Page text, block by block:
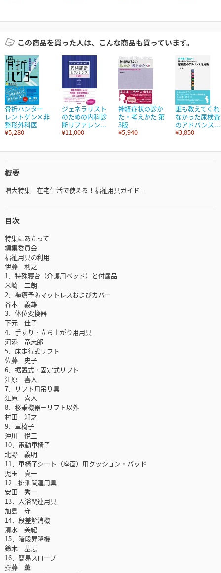
この商品を買った人は、こんな商品も買っています。
骨折ハンター
レントゲン×非
整形外科医
¥5,280
ジェネラリスト
のための内科診
断リファレン...
¥11,000
神経症状の診か
た・考えかた 第
3版
¥5,940
誰も教えてくれ
なかった尿検査
のアドバンス...
¥3,850
概要
増大特集 在宅生活で使える！福祉用具ガイド -
目次
特集にあたって
編集委員会
福祉用具の利用
伊藤 利之
1．特殊寝台（介護用ベッド）と付属品
米崎 二朗
2．褥瘡予防マットレスおよびカバー
谷本 義雄
3．体位変換器
下元 佳子
4．手すり・立ち上がり用用具
河添 竜志郎
5．床走行式リフト
佐藤 史子
6．据置式・固定式リフト
江原 喜人
7．リフト用吊り具
江原 喜人
8．移乗機器－リフト以外
村田 知之
9．車椅子
沖川 悦三
10．電動車椅子
北野 義明
11．車椅子シート（座面）用クッション・パッド
児玉 真一
12．排泄関連用具
安田 秀一
13．入浴関連用具
加島 守
14．段差解消機
清水 美紀
15．階段昇降機
鈴木 基恵
16．簡易スロープ
齋藤 薫